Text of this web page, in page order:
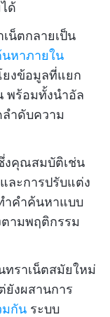
ด้
น็ตกลายเป็น
นหาภายใน
ยงข้อมูลที่แยก
พร้อมทั้งนำอัล
ำดับความ
งคุณสมบัติเช่น
ละการปรับแต่ง
ำคำค้นหาแบบ
ามพฤติกรรม
ทราเน็ตสมัยใหม่
ยังผสานการ
มกัน ระบบ